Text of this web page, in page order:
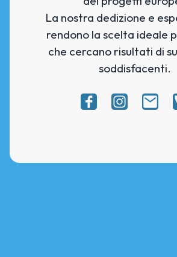
La nostra dedizione e
rendono la scelta ideale
che cercano risultati di
soddisfacenti.